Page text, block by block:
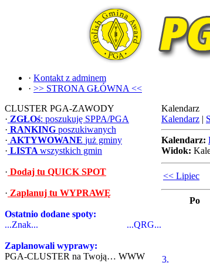
· Kontakt z adminem
· >> STRONA GŁÓWNA <<
CLUSTER PGA-ZAWODY
· ZGŁOś: poszukuję SPPA/PGA
· RANKING poszukiwanych
· AKTYWOWANE już gminy
· LISTA wszystkich gmin
· Dodaj tu QUICK SPOT
· Zaplanuj tu WYPRAWĘ
Ostatnio dodane spoty:
...Znak...
...QRG...
Zaplanowali wyprawy:
PGA-CLUSTER na Twoją… WWW
Kalendarz
Kalendarz |
Kalendarz:
Widok:
<< Lipiec
Po
3.